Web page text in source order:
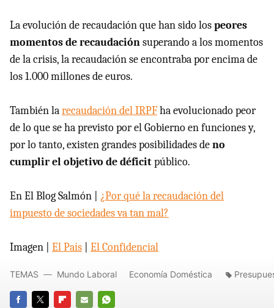
La evolución de recaudación que han sido lospeores
momentos de recaudaciónsuperando a los momentos
de la crisis, la recaudación se encontraba por encima de
los 1.000 millones de euros.
También larecaudación del IRPFha evolucionado peor
de lo que se ha previsto por el Gobierno en funciones y,
por lo tanto, existen grandes posibilidades deno
cumplir el objetivo de déficitpúblico.
En El Blog Salmón | ¿Por qué la recaudación del
impuesto de sociedades va tan mal?
Imagen | El País El Confidencial
TEMAS Mundo Laboral Economía Doméstica